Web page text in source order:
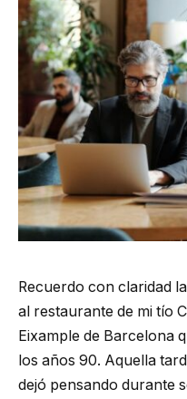
Recuerdo con claridad
al restaurante de mi tío
Eixample de Barcelona
los años 90. Aquella
dejó pensando durante